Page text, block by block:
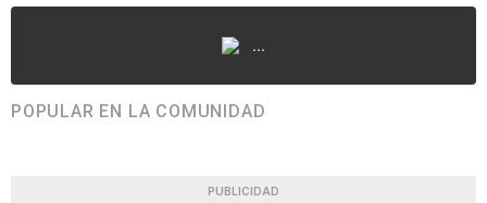
...
POPULAR EN LA COMUNIDAD
PUBLICIDAD